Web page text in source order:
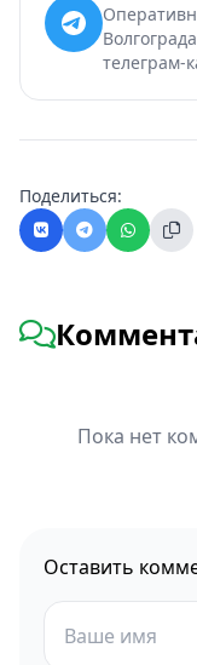
телеграм-
Поделиться:
Пока нет
Оставить